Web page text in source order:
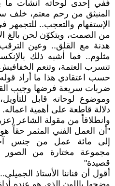
ففي إحدى لوحاته أنشأت ما
المنبثق من رحم معتم، خلف
الإستفهام والتعجب.. للتجمهر
من الصمت، ويتكوّن لحن بالغ
هدنة مع القلق.. وعين
مثلوم.. فما أشبه ذلك
تتسرب العتمة، وتنعم الخفافيش
حسب اعتقادي هذا ما أراد
ضربات سريعة فرضها وجيب
وموضوع لوحاته قابل
دلالة قاطعة على أهمية اعماله.
وانطلاقاً من مقولة الشاعر
"أن العمل الفني المثمر حقاً
إلى مائة عمل من جنس
مجموعة مختارة من الصور
قصيدة"
أقول أن فناننا الأستاذ